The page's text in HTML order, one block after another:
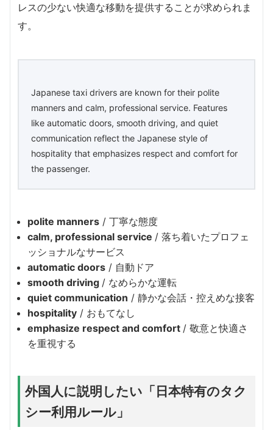
レスの少ない快適な移動を提供することが求められま
す。
Japanese taxi drivers are known for their polite
manners and calm, professional service. Features
like automatic doors, smooth driving, and quiet
communication reflect the Japanese style of
hospitality that emphasizes respect and comfort for
the passenger.
polite manners / 丁寧な態度
calm, professional service / 落ち着いたプロフェ
ッショナルなサービス
automatic doors / 自動ドア
smooth driving / なめらかな運転
quiet communication / 静かな会話・控えめな接客
hospitality / おもてなし
emphasize respect and comfort / 敬意と快適さ
を重視する
外国人に説明したい「日本特有のタク
シー利用ルール」